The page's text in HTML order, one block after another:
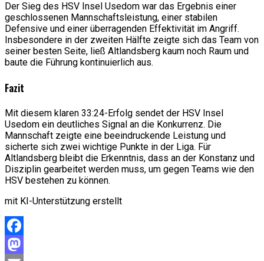
Der Sieg des HSV Insel Usedom war das Ergebnis einer
geschlossenen Mannschaftsleistung, einer stabilen
Defensive und einer überragenden Effektivität im Angriff.
Insbesondere in der zweiten Hälfte zeigte sich das Team von
seiner besten Seite, ließ Altlandsberg kaum noch Raum und
baute die Führung kontinuierlich aus.
Fazit
Mit diesem klaren 33:24-Erfolg sendet der HSV Insel
Usedom ein deutliches Signal an die Konkurrenz. Die
Mannschaft zeigte eine beeindruckende Leistung und
sicherte sich zwei wichtige Punkte in der Liga. Für
Altlandsberg bleibt die Erkenntnis, dass an der Konstanz und
Disziplin gearbeitet werden muss, um gegen Teams wie den
HSV bestehen zu können.
mit KI-Unterstützung erstellt
Facebook